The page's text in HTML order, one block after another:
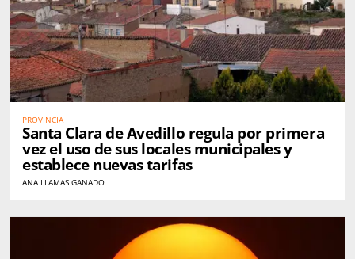
PROVINCIA
Santa Clara de Avedillo regula por primera
vez el uso de sus locales municipales y
establece nuevas tarifas
ANA LLAMAS GANADO